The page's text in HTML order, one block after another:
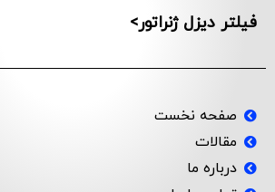
فیلتر دیزل ژنراتور>
صفحه نخست
مقالات
درباره ما